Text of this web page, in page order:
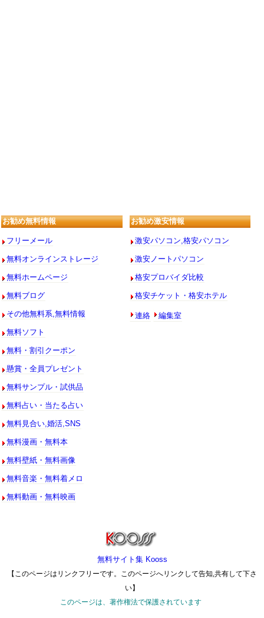
お勧め無料情報
フリーメール
無料オンラインストレージ
無料ホームページ
無料ブログ
その他無料系,無料情報
無料ソフト
無料・割引クーポン
懸賞・全員プレゼント
無料サンプル・試供品
無料占い・当たる占い
無料見合い,婚活,SNS
無料漫画・無料本
無料壁紙・無料画像
無料音楽・無料着メロ
無料動画・無料映画
お勧め激安情報
激安パソコン,格安パソコン
激安ノートパソコン
格安プロバイダ比較
格安チケット・格安ホテル
連絡 編集室
無料サイト集 Kooss
【このページはリンクフリーです。このページへリンクして告知,共有して下さ
い】
このページは、著作権法で保護されています